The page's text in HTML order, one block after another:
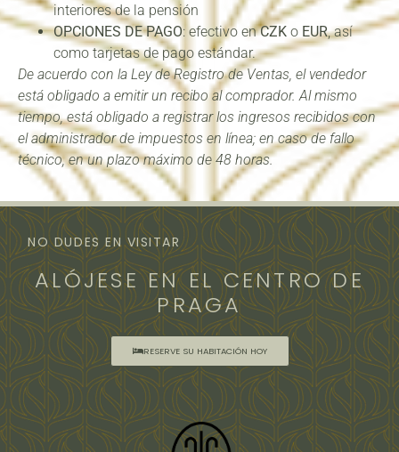
interiores de la pensión
OPCIONES DE PAGO: efectivo enCZK o EUR, así
como tarjetas de pago estándar.
De acuerdo con la Ley de Registro de Ventas, el vendedor
está obligado a emitir un recibo al comprador. Al mismo
tiempo, está obligado a registrar los ingresos recibidos con
el administrador de impuestos en línea; en caso de fallo
técnico, en un plazo máximo de 48 horas.
NO DUDES EN VISITAR
ALÓJESE EN EL CENTRO DE
PRAGA
RESERVE SU HABITACIÓN HOY